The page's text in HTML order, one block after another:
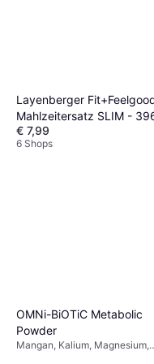
Layenberger
Mahlzeitersatz SLIM -
€ 7,99
6 Shops
OMNi-BiOTiC Metabolic
Powder
Mangan, Kalium, Magnesium,